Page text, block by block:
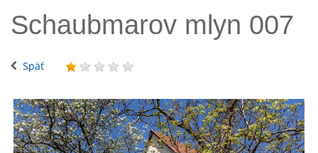
Schaubmarov mlyn 007
Späť